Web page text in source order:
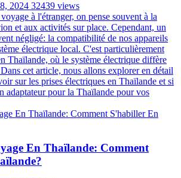
2024 32439 views
à l'étranger, on pense souvent à la
et aux activités sur place. Cependant, un
négligé: la compatibilité de nos appareils
électrique local. C'est particulièrement
Thaïlande, où le système électrique diffère
cet article, nous allons explorer en détail
sur les prises électriques en Thaïlande et si
adaptateur pour la Thaïlande pour vos
En Thaïlande: Comment